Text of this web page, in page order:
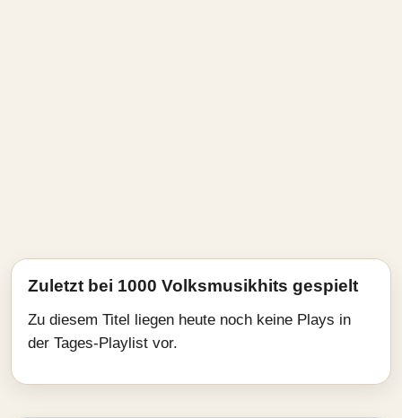
Zuletzt bei 1000 Volksmusikhits gespielt
Zu diesem Titel liegen heute noch keine Plays in
der Tages-Playlist vor.